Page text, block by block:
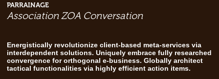
PARRAINAGE
Association ZOA Conversation
Energistically revolutionize client-based meta-services via
interdependent solutions. Uniquely embrace fully researched
convergence for orthogonal e-business. Globally architect
tactical functionalities via highly efficient action items.